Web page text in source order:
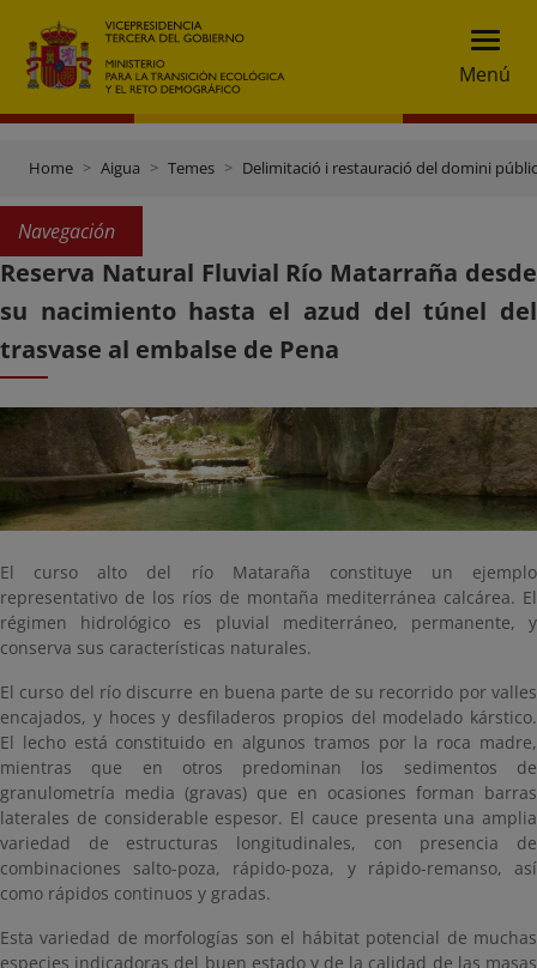
Menú
Home Aigua Temes Delimitació i restauració del domini
Navegación
Reserva Natural Fluvial Río Matarraña desde
su nacimiento hasta el azud del túnel del
trasvase al embalse de Pena
El curso alto del río Mataraña constituye un ejemplo
representativo de los ríos de montaña mediterránea calcárea. El
régimen hidrológico es pluvial mediterráneo, permanente, y
conserva sus características naturales.
El curso del río discurre en buena parte de su recorrido por valles
encajados, y hoces y desfiladeros propios del modelado kárstico.
El lecho está constituido en algunos tramos por la roca madre,
mientras que en otros predominan los sedimentos de
granulometría media (gravas) que en ocasiones forman barras
laterales de considerable espesor. El cauce presenta una amplia
variedad de estructuras longitudinales, con presencia de
combinaciones salto-poza, rápido-poza, y rápido-remanso, así
como rápidos continuos y gradas.
Esta variedad de morfologías son el hábitat potencial de muchas
especies indicadoras del buen estado y de la calidad de las masas